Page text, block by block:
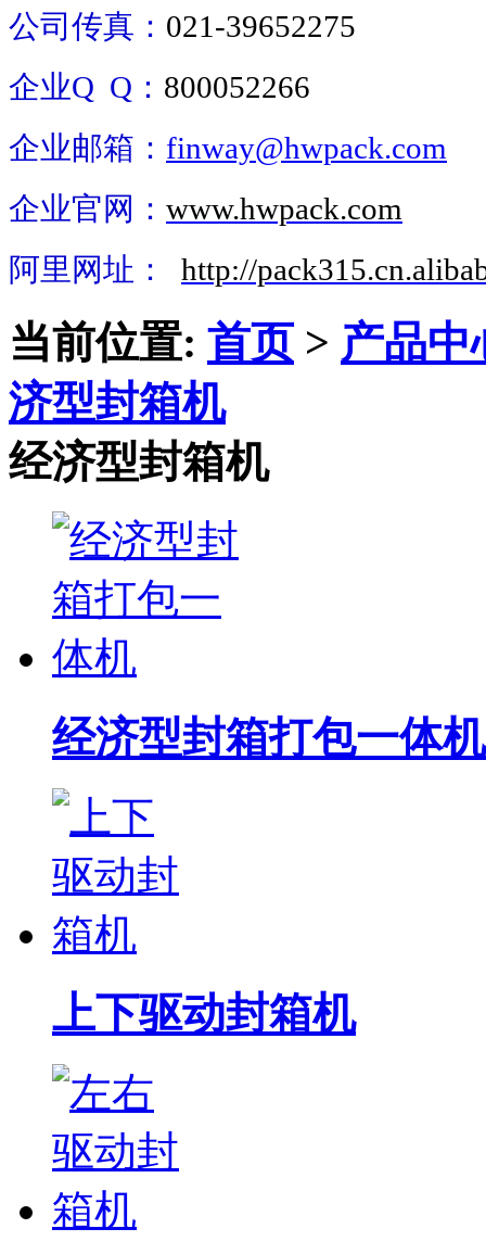
公司传真： 021-39652275
企业Q Q： 800052266
企业邮箱： finway@hwpack.com
企业官网： www.hwpack.com
阿里网址： http://
当前位置: 首页> 产品中
济型封箱机
经济型封箱机
经济型封箱打包一体机
上下驱动封箱机